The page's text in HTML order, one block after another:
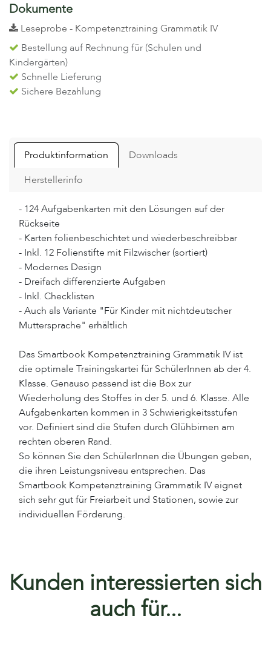
Dokumente
Leseprobe - Kompetenztraining Grammatik IV
Bestellung auf Rechnung für (Schulen und
Kindergärten)
Schnelle Lieferung
Sichere Bezahlung
Produktinformation
Downloads
Herstellerinfo
- 124 Aufgabenkarten mit den Lösungen auf der
Rückseite
- Karten folienbeschichtet und wiederbeschreibbar
- Inkl. 12 Folienstifte mit Filzwischer (sortiert)
- Modernes Design
- Dreifach differenzierte Aufgaben
- Inkl. Checklisten
- Auch als Variante "Für Kinder mit nichtdeutscher
Muttersprache" erhältlich
Das Smartbook Kompetenztraining Grammatik IV ist
die optimale Trainingskartei für SchülerInnen ab der 4.
Klasse. Genauso passend ist die Box zur
Wiederholung des Stoffes in der 5. und 6. Klasse. Alle
Aufgabenkarten kommen in 3 Schwierigkeitsstufen
vor. Definiert sind die Stufen durch Glühbirnen am
rechten oberen Rand.
So können Sie den SchülerInnen die Übungen geben,
die ihren Leistungsniveau entsprechen. Das
Smartbook Kompetenztraining Grammatik IV eignet
sich sehr gut für Freiarbeit und Stationen, sowie zur
individuellen Förderung.
Kunden interessierten sich
auch für...